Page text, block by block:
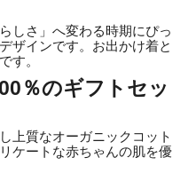
しさ」へ変わる時期にぴっ
ザインです。お出かけ着と
す。
％のギフトセッ
上質なオーガニックコット
ケートな赤ちゃんの肌を優